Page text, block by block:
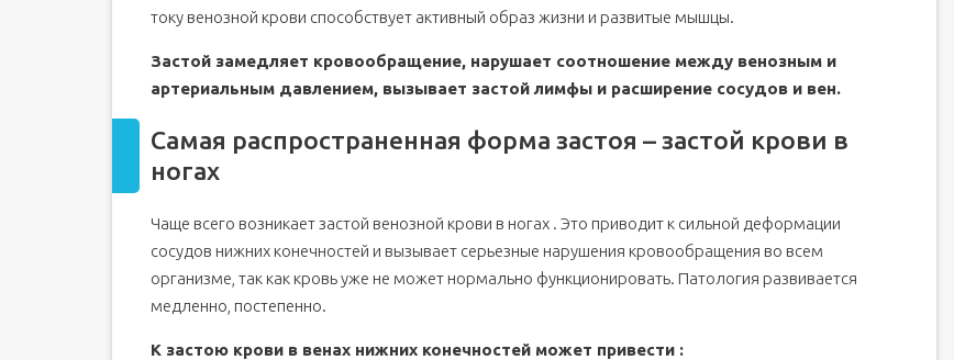
току венозной крови способствует активный образ жизни и развитые мышцы.
Застой замедляет кровообращение, нарушает соотношение между венозным и
артериальным давлением, вызывает застой лимфы и расширение сосудов и вен.
Самая распространенная форма застоя – застой крови в
ногах
Чаще всего возникает застой венозной крови в ногах . Это приводит к сильной деформации
сосудов нижних конечностей и вызывает серьезные нарушения кровообращения во всем
организме, так как кровь уже не может нормально функционировать. Патология развивается
медленно, постепенно.
К застою крови в венах нижних конечностей может привести :